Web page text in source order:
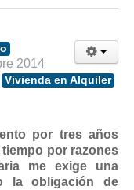
Propietarios
2014
Vivienda en Alquiler
por tres años
por razones
me exige una
la obligación de